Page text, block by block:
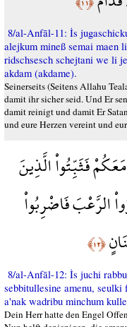
8/al-Anfāl-11: İs
alejkum mineß semai maen
ridschsesch schejtani we li
akdam (akdame).
Seinerseits (Seitens Allahu
damit ihr sicher seid. Und Er
damit reinigt und damit Er
und eure Herzen vereint und
فَثَبِّتُواْ الَّذِينَ
الرَّعْبَ فَاضْرِبُواْ
﴿١٢﴾
8/al-Anfāl-12: İs juchi
sebbitullesine amenu,
a'nak wadribu minchum
Dein Herr hatte den Engel